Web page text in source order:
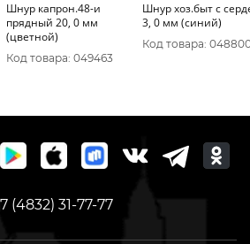
Шнур капрон.48-и
прядный 20, 0 мм
(цветной)
Код товара: 049463
Шнур хоз.быт с
3, 0 мм (синий)
Код товара:
(4832) 31-77-77